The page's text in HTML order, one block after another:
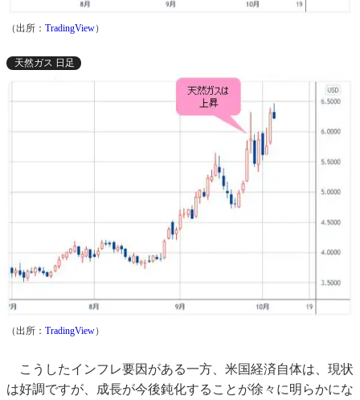
（出所： TradingView）
天然ガス 日足
（出所： TradingView）
こうしたインフレ要因がある一方、米国経済自体は、現状
は好調ですが、成長が今後鈍化することが徐々に明らかにな